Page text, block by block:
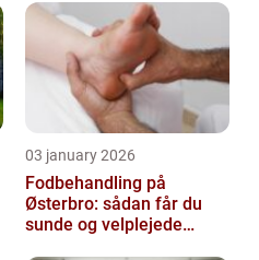
gæster
03 january 2026
Fodbehandling på
Østerbro: sådan får du
sunde og velplejede